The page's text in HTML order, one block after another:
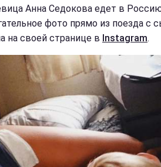
Анна Седокова едет в
фото прямо из поезда с
на своей странице в Instagram.